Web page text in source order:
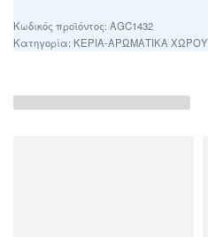
AGC1432
Κατηγορία: ΚΕΡΙΑ-ΑΡΩΜΑΤΙΚΑ ΧΩΡΟΥ